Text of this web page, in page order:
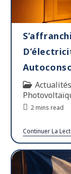
Actualités
2 mins read
Continuer La